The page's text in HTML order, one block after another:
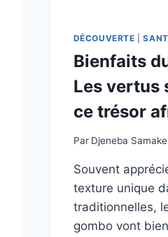
DÉCOUVERTE |
Bienfaits
Les vertus
ce trésor
Par Djeneba Samake
Souvent
texture unique
traditionnelles,
gombo vont